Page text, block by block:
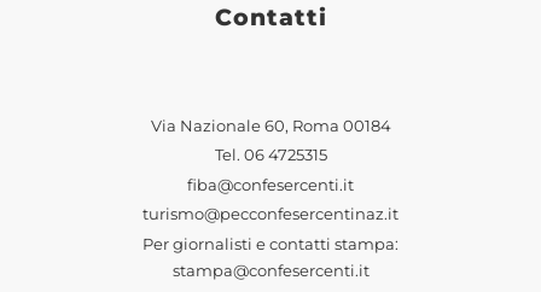
Contatti
Via Nazionale 60, Roma 00184
Tel. 06 4725315
fiba@confesercenti.it
turismo@pecconfesercentinaz.it
Per giornalisti e contatti stampa:
stampa@confesercenti.it